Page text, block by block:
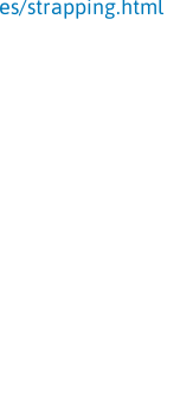
strapping.html